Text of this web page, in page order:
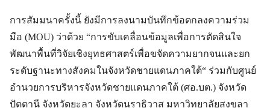
การสัมมนาครั้งนี้ ยังมีการลงนามบันทึกข้อตกลงความร่วม
มือ (MOU) ว่าด้วย “การขับเคลื่อนข้อมูลเพื่อการตัดสินใจ
พัฒนาพื้นที่วิจัยเชิงยุทธศาสตร์เพื่อขจัดความยากจนและยก
ระดับฐานะทางสังคมในจังหวัดชายแดนภาคใต้“ ร่วมกับศูนย์
อำนวยการบริหารจังหวัดชายแดนภาคใต้ (ศอ.บต.) จังหวัด
ปัตตานี จังหวัดยะลา จังหวัดนราธิวาส มหาวิทยาลัยสงขลา